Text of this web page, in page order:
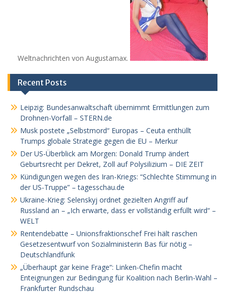
Weltnachrichten von Augustamax.
Recent Posts
Leipzig: Bundesanwaltschaft übernimmt Ermittlungen zum
Drohnen-Vorfall – STERN.de
Musk postete „Selbstmord“ Europas – Ceuta enthüllt
Trumps globale Strategie gegen die EU – Merkur
Der US-Überblick am Morgen: Donald Trump ändert
Geburtsrecht per Dekret, Zoll auf Polysilizium – DIE ZEIT
Kündigungen wegen des Iran-Kriegs: “Schlechte Stimmung in
der US-Truppe” – tagesschau.de
Ukraine-Krieg: Selenskyj ordnet gezielten Angriff auf
Russland an – „Ich erwarte, dass er vollständig erfüllt wird“ –
WELT
Rentendebatte – Unionsfraktionschef Frei hält raschen
Gesetzesentwurf von Sozialministerin Bas für nötig –
Deutschlandfunk
„Überhaupt gar keine Frage“: Linken-Chefin macht
Enteignungen zur Bedingung für Koalition nach Berlin-Wahl –
Frankfurter Rundschau